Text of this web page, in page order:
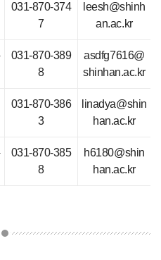
031-870-374
7
leesh@shinh
an.ac.kr
031-870-389
8
asdfg7616@
shinhan.ac.kr
031-870-386
3
linadya@shin
han.ac.kr
031-870-385
8
h6180@shin
han.ac.kr